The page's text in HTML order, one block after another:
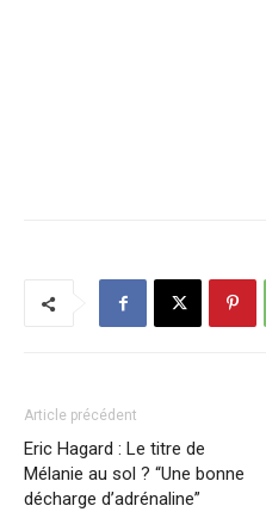
Article précédent
Eric Hagard : Le titre de
Mélanie au sol ? “Une bonne
décharge d’adrénaline”